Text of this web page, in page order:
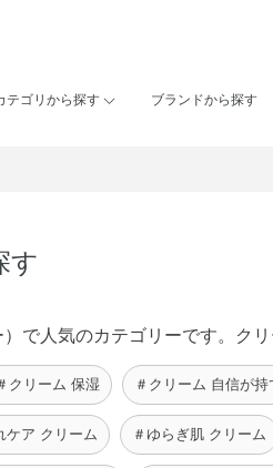
テゴリから探す ブランドから探す
す
で人気のカテゴリーです。ク
クリーム 保湿 ＃クリーム 自信が
ケア クリーム ＃ゆらぎ肌 クリーム